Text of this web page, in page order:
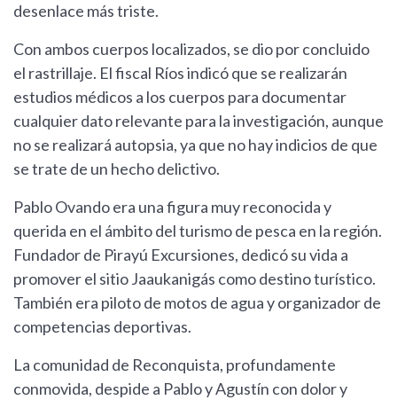
desenlace más triste.
Con ambos cuerpos localizados, se dio por concluido
el rastrillaje. El fiscal Ríos indicó que se realizarán
estudios médicos a los cuerpos para documentar
cualquier dato relevante para la investigación, aunque
no se realizará autopsia, ya que no hay indicios de que
se trate de un hecho delictivo.
Pablo Ovando era una figura muy reconocida y
querida en el ámbito del turismo de pesca en la región.
Fundador de Pirayú Excursiones, dedicó su vida a
promover el sitio Jaaukanigás como destino turístico.
También era piloto de motos de agua y organizador de
competencias deportivas.
La comunidad de Reconquista, profundamente
conmovida, despide a Pablo y Agustín con dolor y